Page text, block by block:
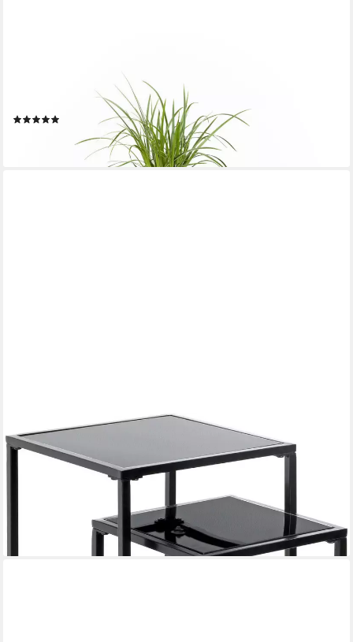
Lotus-Effekt - GARANTIE, 2. Jahre Garantie - Frostsicher -
Wurzelschutz - Nachhaltig - Eckig -
lieferbar - in 3-4 Werktagen bei dir
HAKU
Blumentisch Blumenpodest, Blumenständer, Pflanzsäule (Set, 2-
St., 2er Set), quadratisch - aus Metall Schwarz B/T/H 25/25/60
lieferbar - in 2-3 Werktagen bei dir